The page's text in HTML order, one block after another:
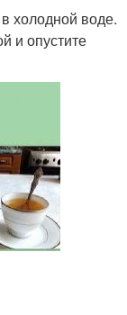
холодной воде.
и опустите